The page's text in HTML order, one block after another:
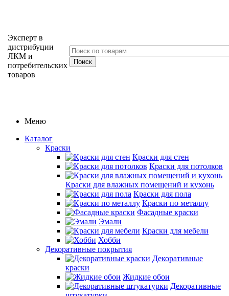
Эксперт в
дистрибуции
ЛКМ и
потребительских
товаров
Меню
Каталог
Краски
Краски для стен
Краски для потолков
Краски для влажных помещений и кухонь
Краски для пола
Краски по металлу
Фасадные краски
Эмали
Краски для мебели
Хобби
Декоративные покрытия
Декоративные
краски
Жидкие обои
Декоративные